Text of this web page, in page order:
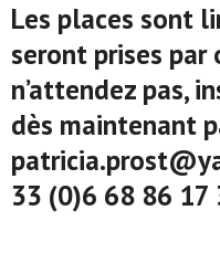
Les places sont
seront prises par
n’attendez pas,
dès maintenant
33 (0)6 68 86 17